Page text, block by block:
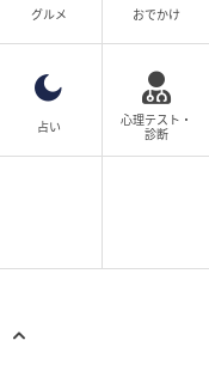
グルメ おでかけ
占い
心理テスト・
診断